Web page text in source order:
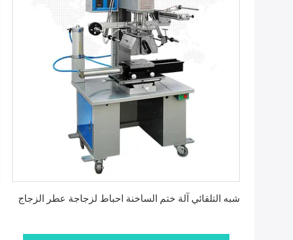
شبه التلقائي آلة ختم الساخنة احباط لزجاجة عطر الزجاج